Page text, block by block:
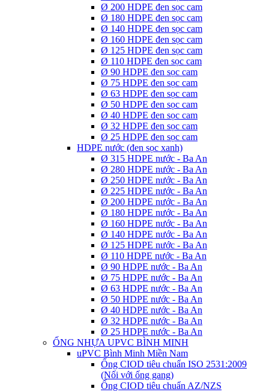
Ø 200 HDPE đen sọc cam
Ø 180 HDPE đen sọc cam
Ø 140 HDPE đen sọc cam
Ø 160 HDPE đen sọc cam
Ø 125 HDPE đen sọc cam
Ø 110 HDPE đen sọc cam
Ø 90 HDPE đen sọc cam
Ø 75 HDPE đen sọc cam
Ø 63 HDPE đen sọc cam
Ø 50 HDPE đen sọc cam
Ø 40 HDPE đen sọc cam
Ø 32 HDPE đen sọc cam
Ø 25 HDPE đen sọc cam
HDPE nước (đen sọc xanh)
Ø 315 HDPE nước - Ba An
Ø 280 HDPE nước - Ba An
Ø 250 HDPE nước - Ba An
Ø 225 HDPE nước - Ba An
Ø 200 HDPE nước - Ba An
Ø 180 HDPE nước - Ba An
Ø 160 HDPE nước - Ba An
Ø 140 HDPE nước - Ba An
Ø 125 HDPE nước - Ba An
Ø 110 HDPE nước - Ba An
Ø 90 HDPE nước - Ba An
Ø 75 HDPE nước - Ba An
Ø 63 HDPE nước - Ba An
Ø 50 HDPE nước - Ba An
Ø 40 HDPE nước - Ba An
Ø 32 HDPE nước - Ba An
Ø 25 HDPE nước - Ba An
ỐNG NHỰA UPVC BÌNH MINH
uPVC Bình Minh Miền Nam
Ống CIOD tiêu chuẩn ISO 2531:2009
(Nối với ống gang)
Ống CIOD tiêu chuẩn AZ/NZS